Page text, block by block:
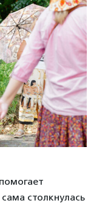
столкнулась